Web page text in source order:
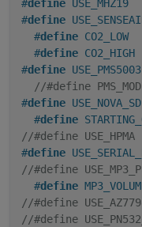
#define
#define
#define
#define
#define
//#define
#define
#define
//#define
#define
//#define
#define
//#define
//#define